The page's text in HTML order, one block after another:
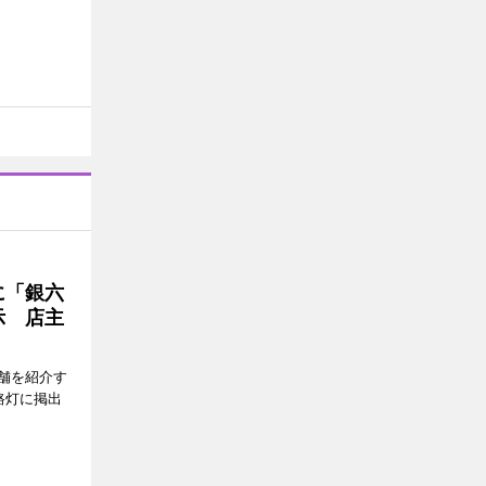
銀六
店主
を紹介す
に掲出